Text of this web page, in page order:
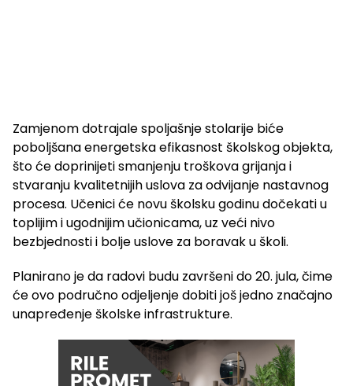
Zamjenom dotrajale spoljašnje stolarije biće
poboljšana energetska efikasnost školskog objekta,
što će doprinijeti smanjenju troškova grijanja i
stvaranju kvalitetnijih uslova za odvijanje nastavnog
procesa. Učenici će novu školsku godinu dočekati u
toplijim i ugodnijim učionicama, uz veći nivo
bezbjednosti i bolje uslove za boravak u školi.
Planirano je da radovi budu završeni do 20. jula, čime
će ovo područno odjeljenje dobiti još jedno značajno
unapređenje školske infrastrukture.